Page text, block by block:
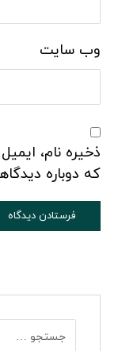
وب‌ سایت
ذخیره نام،
که دوباره